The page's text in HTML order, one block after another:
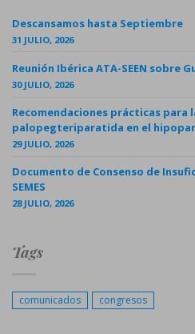
Descansamos hasta Septiembre
31 JULIO, 2026
Reunión Ibérica ATA-SEEN sobre
30 JULIO, 2026
Recomendaciones prácticas para
palopegteriparatida en el
29 JULIO, 2026
Documento de Consenso de
SEMES
28 JULIO, 2026
Tags
comunicados congresos